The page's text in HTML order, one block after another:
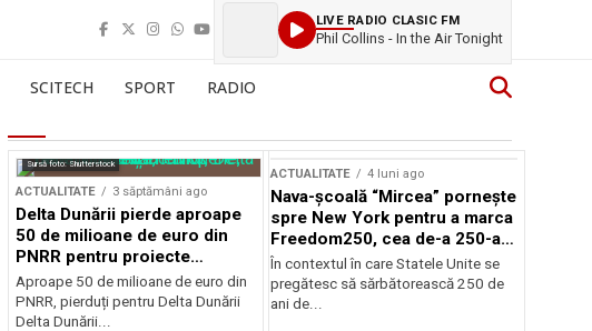
LIVE RADIO CLASIC FM
Phil Collins - In the Air Tonight
SCITECH SPORT RADIO
Sursă foto: Shutterstock
ACTUALITATE 3 săptămâni ago
Delta Dunării pierde aproape
50 de milioane de euro din
PNRR pentru proiecte
esențiale
Aproape 50 de milioane de euro din
PNRR, pierduți pentru Delta Dunării
Delta Dunării...
ACTUALITATE 4 luni ago
Nava-școală “Mircea” pornește
spre New York pentru a marca
Freedom250, cea de-a 250-a
aniversare a Statelor Unite
În contextul în care Statele Unite se
pregătesc să sărbătorească 250 de
ani de...